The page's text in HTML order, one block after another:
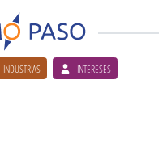
INDUSTRIAS INTERESES
carrera